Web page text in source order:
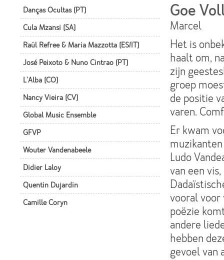
Danças Ocultas (PT)
Cula Mzansi (SA)
Raül Refree & Maria Mazzotta (ES/IT)
José Peixoto & Nuno Cintrao (PT)
L'Alba (CO)
Nancy Vieira (CV)
Global Music Ensemble
GFVP
Wouter Vandenabeele
Didier Laloy
Quentin Dujardin
Camille Coryn
Goe
Marcel
Het is
haalt om,
zijn
groep
de positie
varen.
Er kwam
Ludo
van een
vooral voor
poëzie
andere
hebben
gevoel van